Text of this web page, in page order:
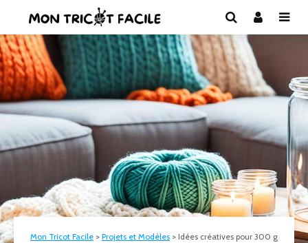
Mon Tricot Facile > Projets et Modèles > Idées créatives pour 300 g